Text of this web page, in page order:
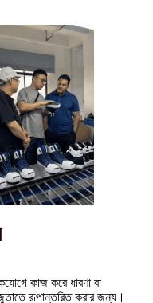
কাজ করে ধারণা বা
রূপান্তরিত করার জন্য।